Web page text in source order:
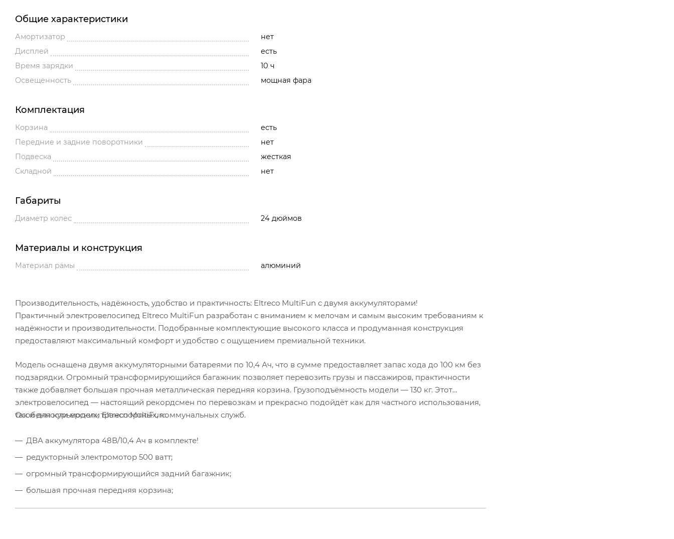
Общие характеристики
Амортизатор
нет
Дисплей
есть
Время зарядки
10 ч
Освещенность
мощная фара
Комплектация
Корзина
есть
Передние и задние поворотники
нет
Подвеска
жесткая
Складной
нет
Габариты
Диаметр колес 24 дюймов
Материалы и конструкция
Материал рамы алюминий
Производительность, надёжность, удобство и практичность: Eltreco MultiFun с двумя аккумуляторами!
Практичный электровелосипед Eltreco MultiFun разработан с вниманием к мелочам и самым высоким требованиям к
надёжности и производительности. Подобранные комплектующие высокого класса и продуманная конструкция
предоставляют максимальный комфорт и удобство с ощущением премиальной техники.
Модель оснащена двумя аккумуляторными батареями по 10,4 Ач, что в сумме предоставляет запас хода до 100 км без
подзарядки. Огромный трансформирующийся багажник позволяет перевозить грузы и пассажиров, практичности
также добавляет большая прочная металлическая передняя корзина. Грузоподъёмность модели — 130 кг. Этот
электровелосипед — настоящий рекордсмен по перевозкам и прекрасно подойдёт как для частного использования,
так и для курьерских, транспортных, коммунальных служб.
Особенности модели Eltreco MultiFun:
ДВА аккумулятора 48В/10,4 Ач в комплекте!
редукторный электромотор 500 ватт;
огромный трансформирующийся задний багажник;
большая прочная передняя корзина;
подножки для пассажиров;